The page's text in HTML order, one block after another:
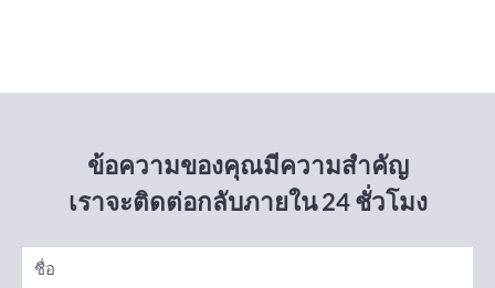
ข้อความของคุณมีความสำคัญ
เราจะติดต่อกลับภายใน 24 ชั่วโมง